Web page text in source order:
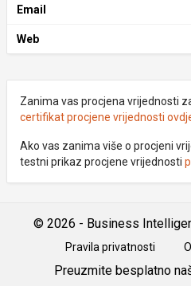
Email
Web
Zanima vas procjena vrijednosti
certifikat procjene vrijednosti
Ako vas zanima više o procjeni
testni prikaz procjene vrijednosti
© 2026 - Business
Pravila privatnosti
Preuzmite besplatno